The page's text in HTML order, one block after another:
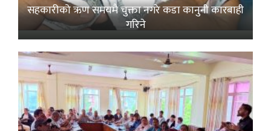
सहकारीको ऋण समयमै चुक्ता नगरे कडा कानुनी कारबाही
गरिने